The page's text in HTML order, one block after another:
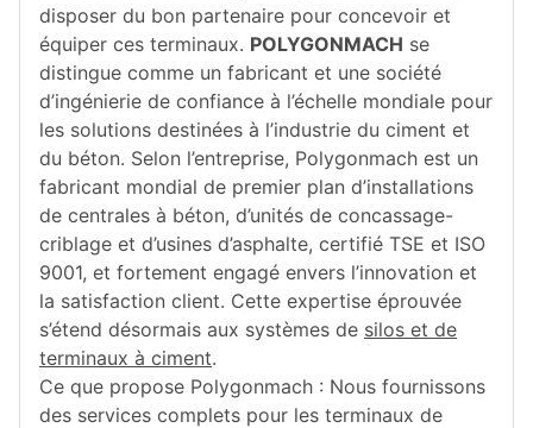
disposer du bon partenaire pour concevoir et
équiper ces terminaux. POLYGONMACH se
distingue comme un fabricant et une société
d’ingénierie de confiance à l’échelle mondiale pour
les solutions destinées à l’industrie du ciment et
du béton. Selon l’entreprise, Polygonmach est un
fabricant mondial de premier plan d’installations
de centrales à béton, d’unités de concassage-
criblage et d’usines d’asphalte, certifié TSE et ISO
9001, et fortement engagé envers l’innovation et
la satisfaction client. Cette expertise éprouvée
s’étend désormais aux systèmes de silos et de
terminaux à ciment.
Ce que propose Polygonmach : Nous fournissons
des services complets pour les terminaux de